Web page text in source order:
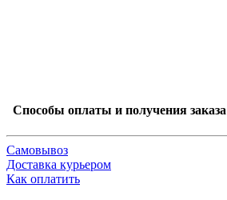
Способы оплаты и получения заказа
Самовывоз
Доставка курьером
Как оплатить